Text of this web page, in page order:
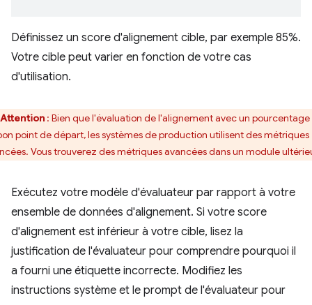
Définissez un score d'alignement cible, par exemple 85%.
Votre cible peut varier en fonction de votre cas
d'utilisation.
Attention : Bien que l'évaluation de l'alignement avec un pourcentage
point de départ, les systèmes de production utilisent des métriques
Vous trouverez des métriques avancées dans un module
Exécutez votre modèle d'évaluateur par rapport à votre
ensemble de données d'alignement. Si votre score
d'alignement est inférieur à votre cible, lisez la
justification de l'évaluateur pour comprendre pourquoi il
a fourni une étiquette incorrecte. Modifiez les
instructions système et le prompt de l'évaluateur pour